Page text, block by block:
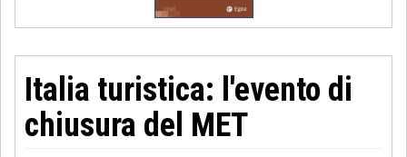
Italia turistica: l'evento di
chiusura del MET